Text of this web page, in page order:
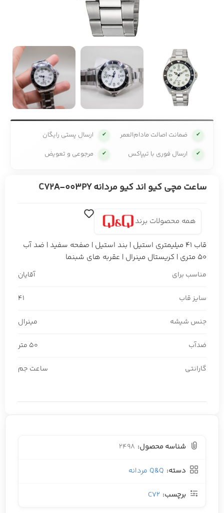
✔ ضمانت اصالت مادام‌العمر ✔ ارسال پستی رایگان
✔ ارسال فوری با تیپاکس ✔ مرجوعی و تعویض
ساعت مچی کیو اند کیو مردانه C72A-003PY
همه محصولات برند
قاب 41 میلیمتری استیل | بند استیل | صفحه سفید | ضد آب
50 متری | کریستال مینرال | عقربه های شبنما
مناسب برای آقایان
سایز قاب 41
جنس شیشه مینرال
ضدآب 50 متر
گارانتی ساعت جم
شناسه محصول: 2498
دسته: Q&Q مردانه
برچسب: C72